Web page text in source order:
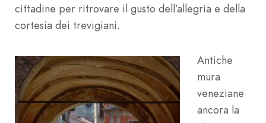
cittadine per ritrovare il gusto dell’allegria e della
cortesia dei trevigiani.
Antiche
mura
veneziane
ancora la